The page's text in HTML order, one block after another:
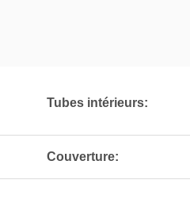
Tubes intérieurs:
Couverture: